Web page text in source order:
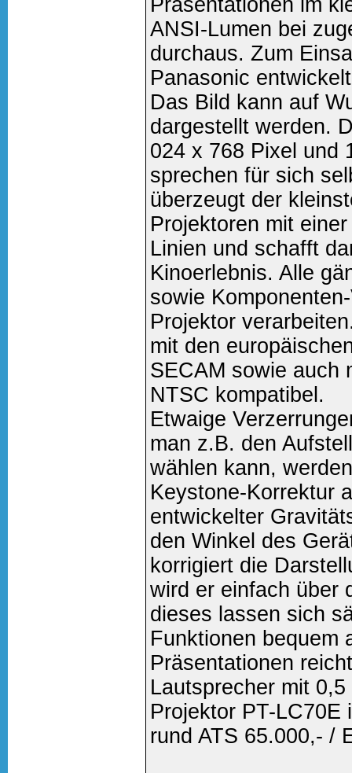
Präsentationen im
ANSI-Lumen bei
durchaus. Zum
Panasonic
Das Bild kann auf
dargestellt werden.
024 x 768 Pixel und
sprechen für sich
überzeugt der
Projektoren mit
Linien und schafft
Kinoerlebnis. Alle
sowie
Projektor
mit den
SECAM sowie auch
NTSC kompatibel.
Etwaige
man z.B. den
wählen kann,
Keystone-Korrektur
entwickelter
den Winkel des
korrigiert die
wird er einfach über
dieses lassen sich
Funktionen bequem
Präsentationen
Lautsprecher mit
Projektor PT-
rund ATS 65.000,- /